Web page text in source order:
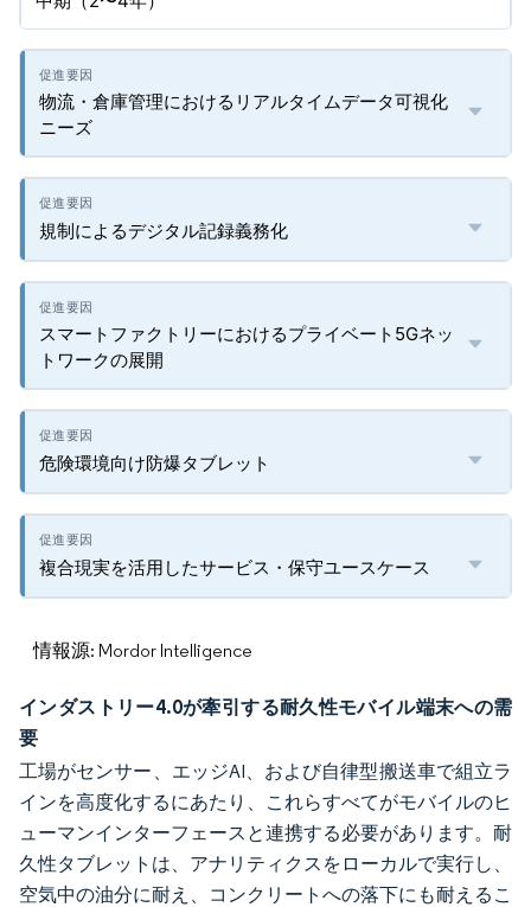
物流・倉庫管理におけるリアルタイムデータ可視化
ニーズ
規制によるデジタル記録義務化
スマートファクトリーにおけるプライベート5Gネッ
トワークの展開
危険環境向け防爆タブレット
複合現実を活用したサービス・保守ユースケース
情報源: Mordor Intelligence
インダストリー4.0が牽引する耐久性モバイル端末への需
要
工場がセンサー、エッジAI、および自律型搬送車で組立ラ
インを高度化するにあたり、これらすべてがモバイルのヒ
ューマンインターフェースと連携する必要があります。耐
久性タブレットは、アナリティクスをローカルで実行し、
空気中の油分に耐え、コンクリートへの落下にも耐えるこ